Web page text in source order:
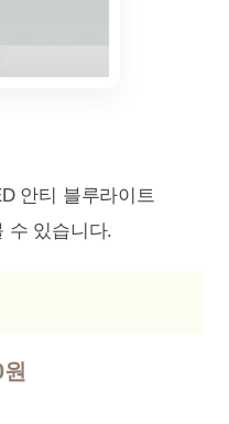
안티 블루라이트
수 있습니다.